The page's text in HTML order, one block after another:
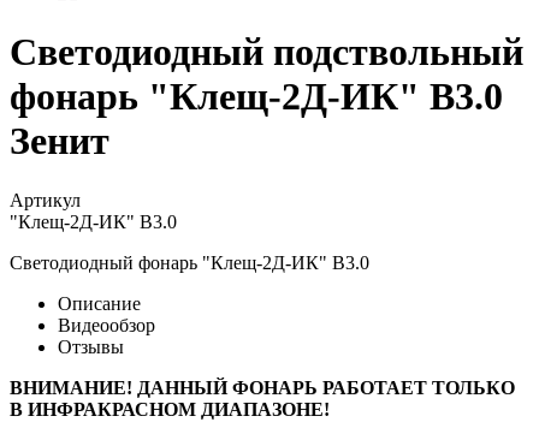
Светодиодный подствольный
фонарь "Клещ-2Д-ИК" В3.0
Зенит
Артикул
"Клещ-2Д-ИК" В3.0
Светодиодный фонарь "Клещ-2Д-ИК" В3.0
Описание
Видеообзор
Отзывы
ВНИМАНИЕ! ДАННЫЙ ФОНАРЬ РАБОТАЕТ ТОЛЬКО
В ИНФРАКРАСНОМ ДИАПАЗОНЕ!